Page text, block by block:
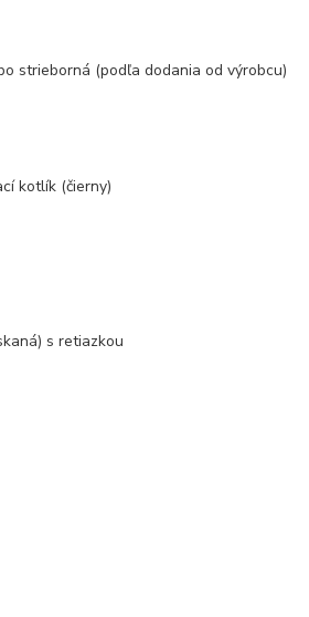
strieborná (podľa dodania od výrobcu)
kotlík (čierny)
s retiazkou